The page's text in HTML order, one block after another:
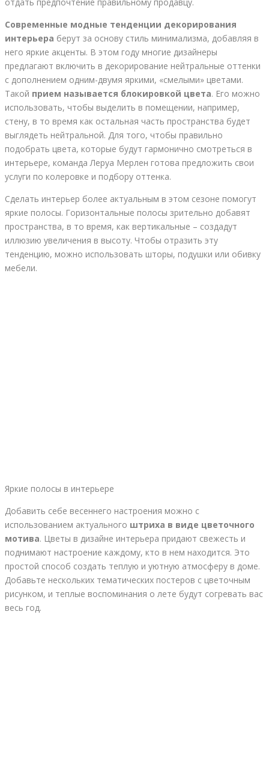
Современные модные тенденции декорирования
интерьера берут за основу стиль минимализма, добавляя в
него яркие акценты. В этом году многие дизайнеры
предлагают включить в декорирование нейтральные оттенки
с дополнением одним-двумя яркими, «смелыми» цветами.
Такой прием называется блокировкой цвета. Его можно
использовать, чтобы выделить в помещении, например,
стену, в то время как остальная часть пространства будет
выглядеть нейтральной. Для того, чтобы правильно
подобрать цвета, которые будут гармонично смотреться в
интерьере, команда Леруа Мерлен готова предложить свои
услуги по колеровке и подбору оттенка.
Сделать интерьер более актуальным в этом сезоне помогут
яркие полосы. Горизонтальные полосы зрительно добавят
пространства, в то время, как вертикальные – создадут
иллюзию увеличения в высоту. Чтобы отразить эту
тенденцию, можно использовать шторы, подушки или обивку
мебели.
Яркие полосы в интерьере
Добавить себе весеннего настроения можно с
использованием актуального штриха в виде цветочного
мотива. Цветы в дизайне интерьера придают свежесть и
поднимают настроение каждому, кто в нем находится. Это
простой способ создать теплую и уютную атмосферу в доме.
Добавьте нескольких тематических постеров с цветочным
рисунком, и теплые воспоминания о лете будут согревать вас
весь год.